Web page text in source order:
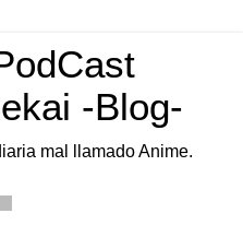
-Blog-
mal llamado Anime.